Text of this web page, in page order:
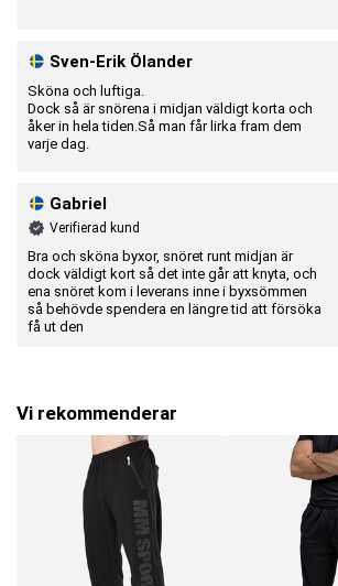
Sven-Erik Ölander
Sköna och luftiga.
Dock så är snörena i midjan väldigt korta och
åker in hela tiden.Så man får lirka fram dem
varje dag.
Gabriel
Verifierad kund
Bra och sköna byxor, snöret runt midjan är
dock väldigt kort så det inte går att knyta, och
ena snöret kom i leverans inne i byxsömmen
så behövde spendera en längre tid att försöka
få ut den
Vi rekommenderar